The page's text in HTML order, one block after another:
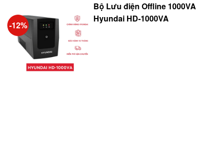
-12%
Bộ Lưu điện Offline 1000VA
Hyundai HD-1000VA